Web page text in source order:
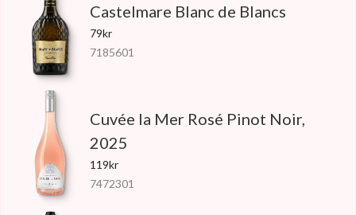
Castelmare Blanc de Blancs
79kr
7185601
Cuvée la Mer Rosé Pinot Noir,
2025
119kr
7472301